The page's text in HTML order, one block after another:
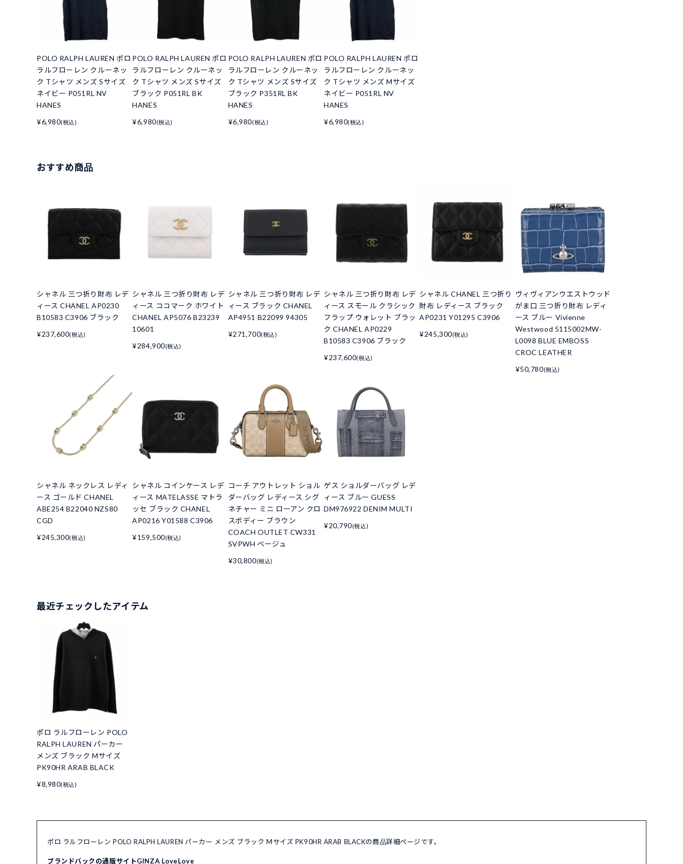
POLO RALPH LAUREN ポロ
ラルフローレン クルーネッ
ク Tシャツ メンズ Sサイズ
ネイビー P051RL NV
HANES
¥6,980(税込)
POLO RALPH LAUREN ポロ
ラルフローレン クルーネッ
ク Tシャツ メンズ Sサイズ
ブラック P051RL BK
HANES
¥6,980(税込)
POLO RALPH LAUREN ポロ
ラルフローレン クルーネッ
ク Tシャツ メンズ Sサイズ
ブラック P351RL BK
HANES
¥6,980(税込)
POLO RALPH LAUREN ポロ
ラルフローレン クルーネッ
ク Tシャツ メンズ Mサイズ
ネイビー P051RL NV
HANES
¥6,980(税込)
おすすめ商品
シャネル 三つ折り財布 レデ
ィース CHANEL AP0230
B10583 C3906 ブラック
¥237,600(税込)
シャネル 三つ折り財布 レデ
ィース ココマーク ホワイト
CHANEL AP5076 B23239
10601
¥284,900(税込)
シャネル 三つ折り財布 レデ
ィース ブラック CHANEL
AP4951 B22099 94305
¥271,700(税込)
シャネル 三つ折り財布 レデ
ィース スモール クラシック
フラップ ウォレット ブラッ
ク CHANEL AP0229
B10583 C3906 ブラック
¥237,600(税込)
シャネル CHANEL 三つ折り
財布 レディース ブラック
AP0231 Y01295 C3906
¥245,300(税込)
ヴィヴィアンウエストウッド
がま口 三つ折り財布 レディ
ース ブルー Vivienne
Westwood 5115002MW-
L0098 BLUE EMBOSS
CROC LEATHER
¥50,780(税込)
シャネル ネックレス レディ
ース ゴールド CHANEL
ABE254 B22040 NZS80
CGD
¥245,300(税込)
シャネル コインケース レデ
ィース MATELASSE マトラ
ッセ ブラック CHANEL
AP0216 Y01588 C3906
¥159,500(税込)
コーチ アウトレット ショル
ダーバッグ レディース シグ
ネチャー ミニ ローアン クロ
スボディー ブラウン
COACH OUTLET CW331
SVPWH ベージュ
¥30,800(税込)
ゲス ショルダーバッグ レデ
ィース ブルー GUESS
DM976922 DENIM MULTI
¥20,790(税込)
最近チェックしたアイテム
ポロ ラルフローレン POLO
RALPH LAUREN パーカー
メンズ ブラック Mサイズ
PK90HR ARAB BLACK
¥8,980(税込)
ポロ ラルフローレン POLO RALPH LAUREN パーカー メンズ ブラック Mサイズ PK90HR ARAB BLACKの商品詳細ページです。
ブランドバックの通販サイトGINZA LoveLove